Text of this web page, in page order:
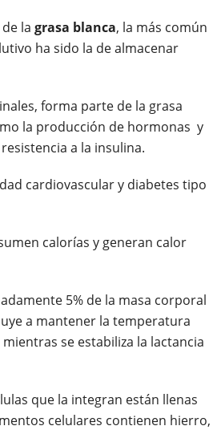
la grasa blanca, la más común
ha sido la de almacenar
forma parte de la grasa
la producción de hormonas y
a la insulina.
cardiovascular y diabetes tipo
calorías y generan calor
5% de la masa corporal
a mantener la temperatura
se estabiliza la lactancia
que la integran están llenas
celulares contienen hierro,